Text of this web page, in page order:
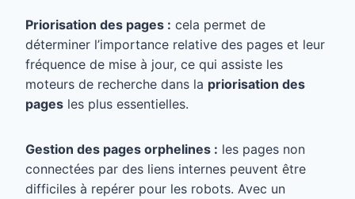
Priorisation des pages : cela permet de
déterminer l’importance relative des pages et leur
fréquence de mise à jour, ce qui assiste les
moteurs de recherche dans la priorisation des
pages les plus essentielles.
Gestion des pages orphelines : les pages non
connectées par des liens internes peuvent être
difficiles à repérer pour les robots. Avec un